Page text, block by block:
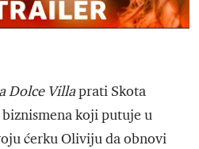
Dolce Villaprati Skota
koji putuje u
ćerku Oliviju da obnovi